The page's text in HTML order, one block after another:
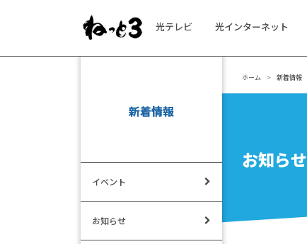
メインナビゲーション
光テレビ 光インターネット
ホーム 新着情報
お知らせ
新着情報
イベント
お知らせ